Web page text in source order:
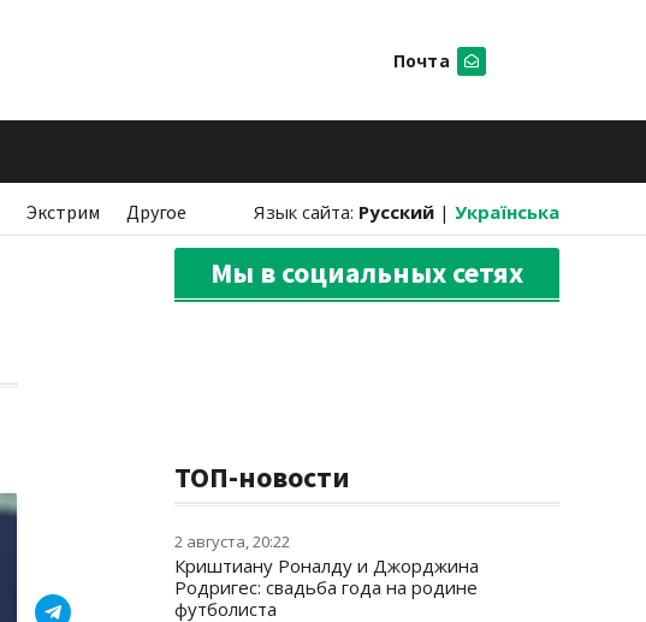
Почта
Экстрим Другое Язык сайта: Русский | Українська
Мы в социальных сетях
ТОП-новости
2 августа, 20:22
Криштиану Роналду и Джорджина
Родригес: свадьба года на родине
футболиста